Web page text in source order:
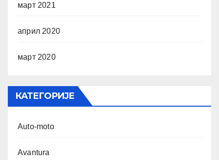
март 2021
април 2020
март 2020
КАТЕГОРИЈЕ
Auto-moto
Avantura